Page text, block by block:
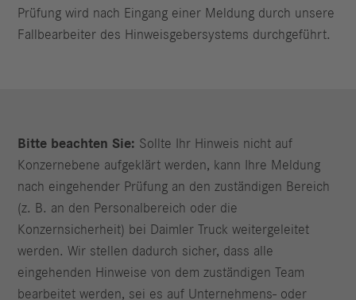
Prüfung wird nach Eingang einer Meldung durch unsere
Fallbearbeiter des Hinweisgebersystems durchgeführt.
Bitte beachten Sie: Sollte Ihr Hinweis nicht auf
Konzernebene aufgeklärt werden, kann Ihre Meldung
nach eingehender Prüfung an den zuständigen Bereich
(z. B. an den Personalbereich oder die
Konzernsicherheit) bei Daimler Truck weitergeleitet
werden. Wir stellen dadurch sicher, dass alle
eingehenden Hinweise von dem zuständigen Team
bearbeitet werden, sei es auf Unternehmens- oder